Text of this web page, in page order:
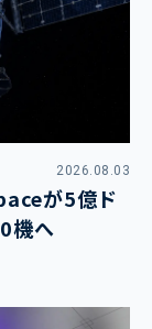
2026.08.03
が5億ド
機へ